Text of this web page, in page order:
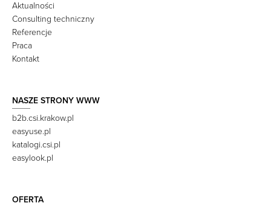
Aktualności
Consulting techniczny
Referencje
Praca
Kontakt
NASZE STRONY WWW
b2b.csi.krakow.pl
easyuse.pl
katalogi.csi.pl
easylook.pl
OFERTA